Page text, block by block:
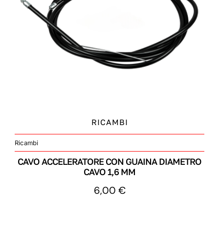
MERCHANDISING
RICAMBI
Ricambi
CAVO ACCELERATORE CON GUAINA DIAMETRO
CAVO 1,6 MM
6,00 €